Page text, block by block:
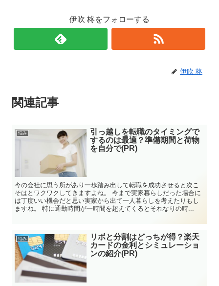
伊吹 柊をフォローする
伊吹 柊
関連記事
悩み
引っ越しを転職のタイミングで
するのは最適？準備期間と荷物
を自分で(PR)
今の会社に思う所があり一歩踏み出して転職を成功させると次こ
そはとワクワクしてきますよね。 今まで実家暮らしだった場合に
は丁度いい機会だと思い実家から出て一人暮らしを考えたりもし
ますね。 特に通勤時間が一時間を超えてくるとそれなりの時...
悩み
リボと分割はどっちが得？楽天
カードの金利とシミュレーショ
ンの紹介(PR)